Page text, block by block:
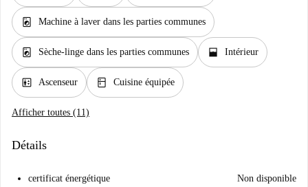
local_laundry_service Machine à laver dans les parties communes
local_laundry_service Sèche-linge dans les parties communes window_open Intérieur
elevator Ascenseur kitchen Cuisine équipée
Afficher toutes (11)
Détails
certificat énergétique Non disponible